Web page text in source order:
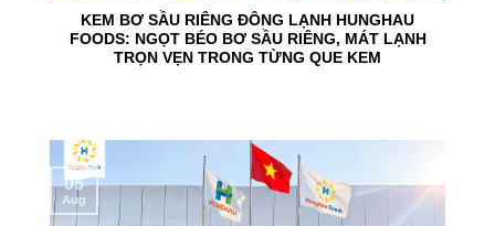
KEM BƠ SẦU RIÊNG ĐÔNG LẠNH HUNGHAU
FOODS: NGỌT BÉO BƠ SẦU RIÊNG, MÁT LẠNH
TRỌN VẸN TRONG TỪNG QUE KEM
05
Aug